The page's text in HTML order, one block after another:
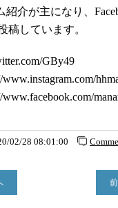
介が主になり、
稿しています。
GBy49
www.instagram.com/
www.facebook.com/
02/28 08:01:00